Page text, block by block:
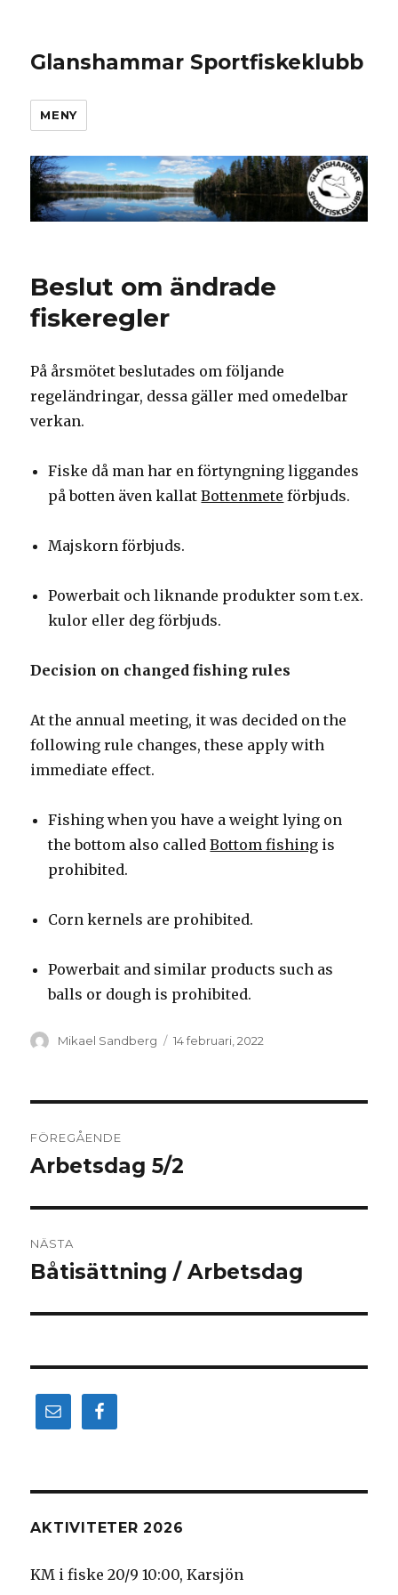
Glanshammar Sportfiskeklubb
MENY
Beslut om ändrade
fiskeregler
På årsmötet beslutades om följande
regeländringar, dessa gäller med omedelbar
verkan.
Fiske då man har en förtyngning liggandes
på botten även kallatBottenmete förbjuds.
Majskorn förbjuds.
Powerbait och liknande produkter som t.ex.
kulor eller deg förbjuds.
Decision on changed fishing rules
At the annual meeting, it was decided on the
following rule changes, these apply with
immediate effect.
Fishing when you have a weight lying on
the bottom also calledBottom fishing is
prohibited.
Corn kernels are prohibited.
Powerbait and similar products such as
balls or dough is prohibited.
Författare
Mikael Sandberg Postat
14 februari, 2022
FÖREGÅENDE
Föregående
Arbetsdag 5/2
NÄSTA
Nästa
Båtisättning / Arbetsdag
AKTIVITETER 2026
KM i fiske 20/9 10:00, Karsjön